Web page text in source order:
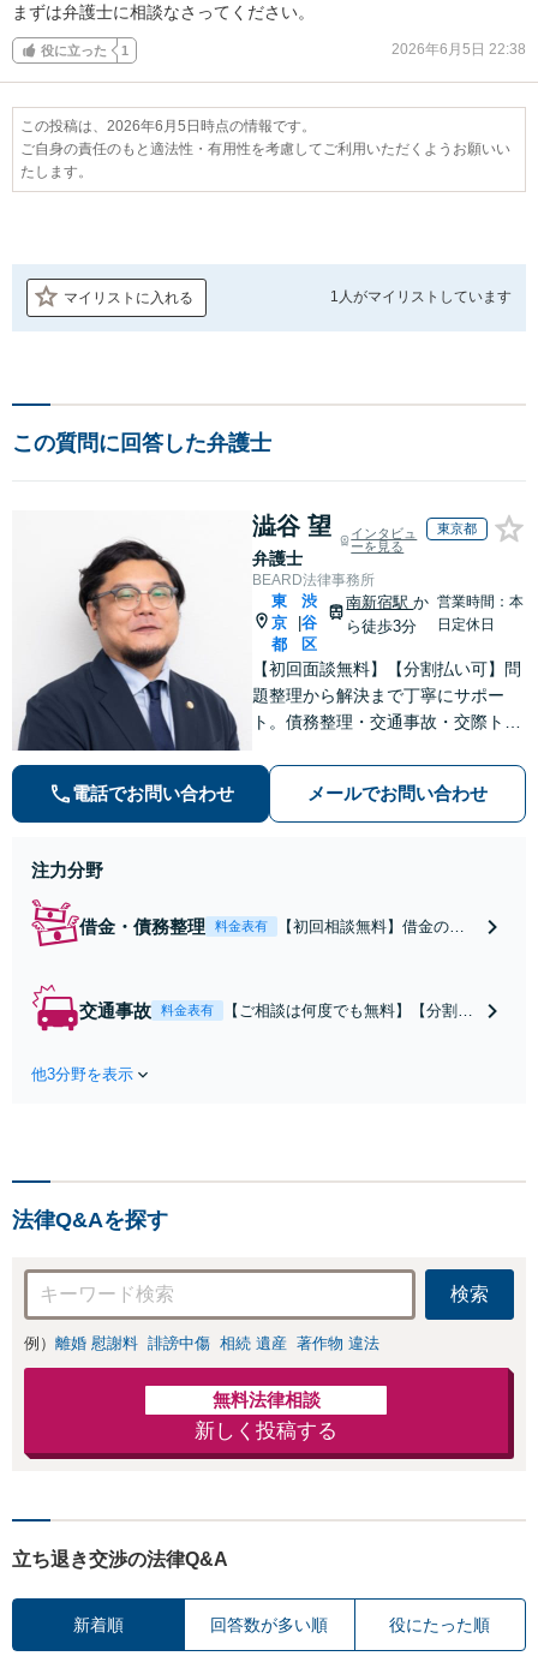
まずは弁護士に相談なさってください。
役に立った 1 2026年6月5日 22:38
この投稿は、2026年6月5日時点の情報です。
ご自身の責任のもと適法性・有用性を考慮してご利用いただくようお願いい
たします。
マイリストに入れる 1人がマイリストしています
この質問に回答した弁護士
澁谷 望
弁護士
インタビュ
ーを見る
東京都
BEARD法律事務所
東
京
都
渋
谷
区
南新宿駅か
ら徒歩3分
営業時間：本
日定休日
【初回面談無料】【分割払い可】問
題整理から解決まで丁寧にサポー
ト。債務整理・交通事故・交際トラ
迅速なレスポンスとわかりやすい進
捗共有で不安を軽減します。依頼者
様と二人三脚で、納得できる解決を
電話でお問い合わせ メールでお問い合わせ
注力分野
借金・債務整理 料金表有
【初回相談無料】借金の督
ートします。◎任意整理後
交通事故 料金表有
【ご相談は何度でも無料】【分割払
す。
他3分野を表示
法律Q&Aを探す
検索
例） 離婚 慰謝料 誹謗中傷 相続 遺産 著作物 違法
無料法律相談
新しく投稿する
立ち退き交渉の法律Q&A
新着順 回答数が多い順 役にたった順